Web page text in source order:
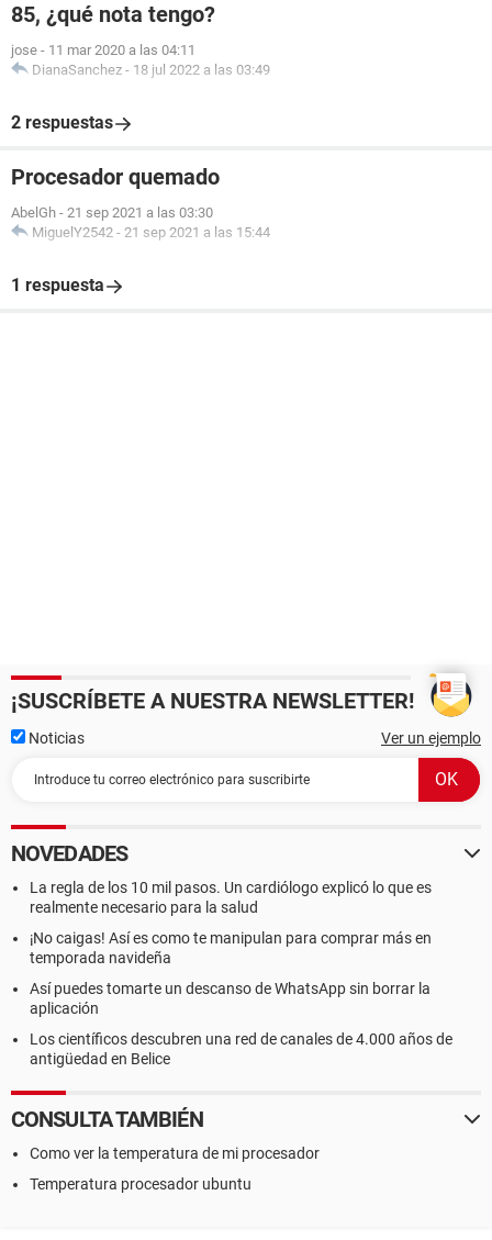
85, ¿qué nota tengo?
jose - 11 mar 2020 a las 04:11
DianaSanchez - 18 jul 2022 a las 03:49
2 respuestas
Procesador quemado
AbelGh - 21 sep 2021 a las 03:30
MiguelY2542 - 21 sep 2021 a las 15:44
1 respuesta
¡SUSCRÍBETE A NUESTRA NEWSLETTER!
Noticias Ver un ejemplo
NOVEDADES
La regla de los 10 mil pasos. Un cardiólogo explicó lo que es
realmente necesario para la salud
¡No caigas! Así es como te manipulan para comprar más en
temporada navideña
Así puedes tomarte un descanso de WhatsApp sin borrar la
aplicación
Los científicos descubren una red de canales de 4.000 años de
antigüedad en Belice
CONSULTA TAMBIÉN
Como ver la temperatura de mi procesador
Temperatura procesador ubuntu